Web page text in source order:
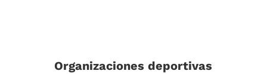
Organizaciones deportivas